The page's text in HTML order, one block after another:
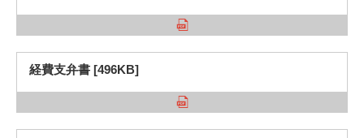
経費支弁書 [496KB]